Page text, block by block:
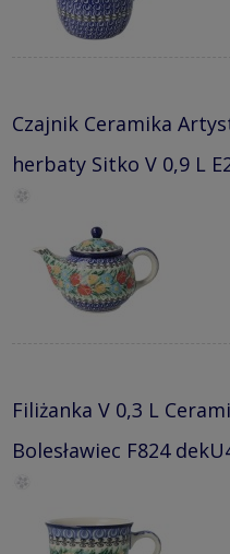
Czajnik Ceramika
herbaty Sitko V 0,9 L
Filiżanka V 0,3 L
Bolesławiec F824